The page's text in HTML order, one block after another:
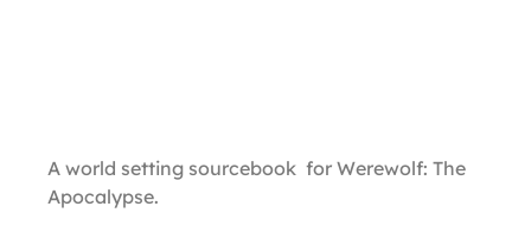
A world setting sourcebook for Werewolf: The
Apocalypse.